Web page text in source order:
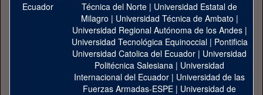
Técnica del Norte | Universidad Estatal de
Milagro | Universidad Técnica de Ambato |
Universidad Regional Autónoma de los Andes|
Universidad Tecnológica Equinoccial| Pontificia
Universidad Catolica del Ecuador | Universidad
Politécnica Salesiana | Universidad
Internacional del Ecuador | Universidad de las
Fuerzas Armadas-ESPE | Universidad de